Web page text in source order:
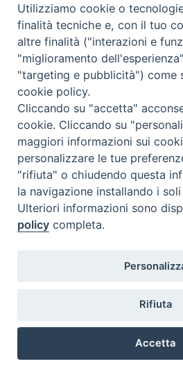
Calendario
<< Ago 2026
l m m g
27
28
3
4 5 6
10
11 12 13
17
18 19 21
24 25 26 27
31 1
Utilizziamo cookie o
finalità tecniche e, con il tuo
altre finalità ("interazioni e
"miglioramento
"targeting e pubblicità") come
cookie policy.
Cliccando su "accetta"
cookie. Cliccando su
maggiori informazioni sui
personalizzare le tue
"rifiuta" o chiudendo questa
la navigazione installando i
Ulteriori informazioni sono
policy completa.
Rifiuta
Accetta